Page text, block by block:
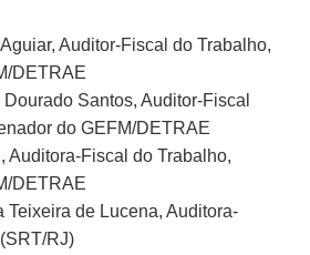
Auditor-Fiscal do Trabalho,
DETRAE
Santos, Auditor-Fiscal
do GEFM/DETRAE
Auditora-Fiscal do Trabalho,
DETRAE
Teixeira de Lucena, Auditora-
RJ)